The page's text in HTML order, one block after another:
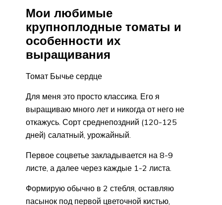
Мои любимые
крупноплодные томаты и
особенности их
выращивания
Томат Бычье сердце
Для меня это просто классика. Его я
выращиваю много лет и никогда от него не
откажусь. Сорт среднепоздний (120-125
дней) салатный, урожайный.
Первое соцветье закладывается на 8-9
листе, а далее через каждые 1-2 листа.
Формирую обычно в 2 стебля, оставляю
пасынок под первой цветочной кистью,